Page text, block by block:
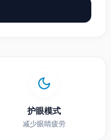
护眼模式
减少眼睛疲劳